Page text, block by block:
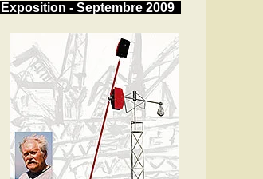
Exposition - Septembre 2009